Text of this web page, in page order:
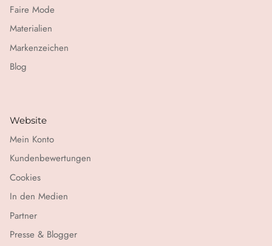
Faire Mode
Materialien
Markenzeichen
Blog
Website
Mein Konto
Kundenbewertungen
Cookies
In den Medien
Partner
Presse & Blogger